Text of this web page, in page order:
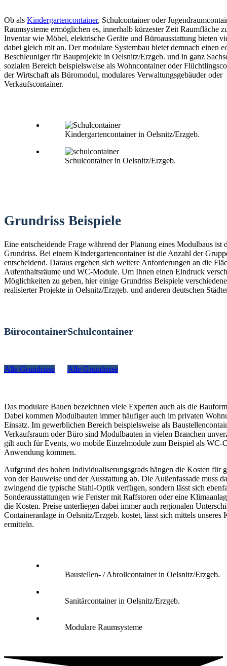
Ob als Kindergartencontainer, Schulcontainer oder
Raumsysteme ermöglichen es, innerhalb kürzester Zeit Raumfläche
Inventar wie Möbel, elektrische Geräte und Büroausstattung bieten
dabei gleich mit an. Der modulare Systembau bietet demnach einen
Beschleuniger für Bauprojekte in Oelsnitz/Erzgeb. und in ganz
sozialen Bereich beispielsweise als Wohncontainer oder
der Wirtschaft als Büromodul, modulares Verwaltungsgebäuder oder
Verkaufscontainer.
Kindergartencontainer in Oelsnitz/Erzgeb.
Schulcontainer in Oelsnitz/Erzgeb.
Grundriss Beispiele
Eine entscheidende Frage während der Planung eines Modulbaus ist
Grundriss. Bei einem Kindergartencontainer ist die Anzahl der
entscheidend. Daraus ergeben sich weitere Anforderungen an die
Aufenthaltsräume und WC-Module. Um Ihnen einen Eindruck
Möglichkeiten zu geben, hier einige Grundriss Beispiele
realisierter Projekte in Oelsnitz/Erzgeb. und anderen deutschen
Bürocontainer
Alle Grundrisse
Schulcontainer
Alle Grundrisse
Das modulare Bauen bezeichnen viele Experten auch als die
Dabei kommen Modulbauten immer häufiger auch im privaten
Einsatz. Im gewerblichen Bereich beispielsweise als
Verkaufsraum oder Büro sind Modulbauten in vielen Branchen
gilt auch für Events, wo mobile Einzelmodule zum Beispiel als WC-
Anwendung kommen.
Aufgrund des hohen Individualiserungsgrads hängen die Kosten für
von der Bauweise und der Ausstattung ab. Die Außenfassade muss
zwingend die typische Stahl-Optik verfügen, sondern lässt sich
Sonderausstattungen wie Fenster mit Raffstoren oder eine
die Kosten. Preise unterliegen dabei immer auch regionalen
Containeranlage in Oelsnitz/Erzgeb. kostet, lässt sich mittels unseres
ermitteln.
Baustellen- / Abrollcontainer in Oelsnitz/Erzgeb.
Sanitärcontainer in Oelsnitz/Erzgeb.
Modulare Raumsysteme